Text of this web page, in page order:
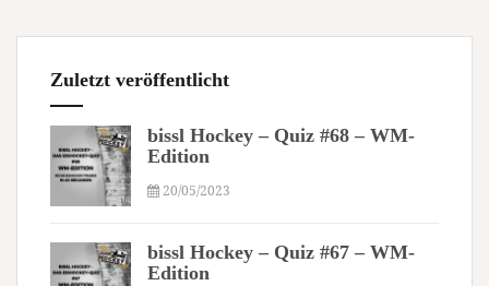
Zuletzt veröffentlicht
bissl Hockey – Quiz #68 – WM-
Edition
20/05/2023
bissl Hockey – Quiz #67 – WM-
Edition